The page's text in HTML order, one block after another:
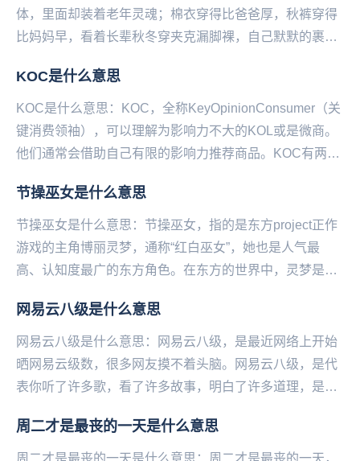
体，里面却装着老年灵魂；棉衣穿得比爸爸厚，秋裤穿得
比妈妈早，看着长辈秋冬穿夹克‌‌‌‌‌‌‌‌‌漏脚裸，自己默默的裹紧
KOC是什么意思
KOC是什么意思：KOC，全称KeyOpinionConsumer（关
键消费领袖），可以理解为影响力不大的KOL或是微商。
他们通常会借助自己有限的影响力推荐商品。KOC有两大
节操巫女是什么意思
节操巫女是什么意思：节操巫女，指的是东方project正作
游戏的主角博丽灵梦，通称“红白巫女”，她也是人气最
高、认知度最广的东方角色。在东方的世界中，灵梦是博
网易云八级是什么意思
网易云八级是什么意思：网易云八级，是最近网络上开始
晒网易云级数，很多网友摸不着头脑。网易云八级，是代
表你听了许多歌，看了许多故事，明白了许多道理，是个
了，...
周二才是最丧的一天是什么意思
周二才是最丧的一天是什么意思：周二才是最丧的一天，